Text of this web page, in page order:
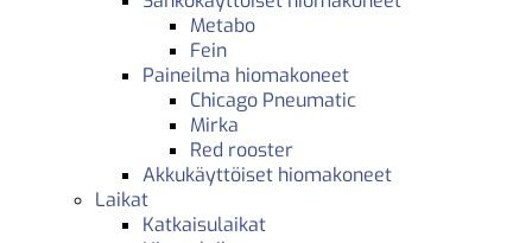
Metabo
Fein
Paineilma hiomakoneet
Chicago Pneumatic
Mirka
Red rooster
Akkukäyttöiset hiomakoneet
Laikat
Katkaisulaikat